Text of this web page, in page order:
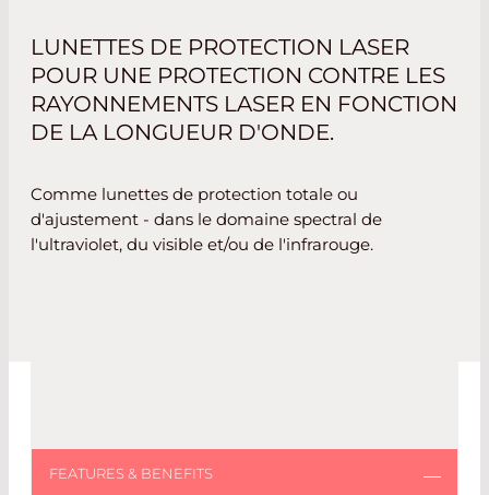
LUNETTES DE PROTECTION LASER
POUR UNE PROTECTION CONTRE LES
RAYONNEMENTS LASER EN FONCTION
DE LA LONGUEUR D'ONDE.
Comme lunettes de protection totale ou
d'ajustement - dans le domaine spectral de
l'ultraviolet, du visible et/ou de l'infrarouge.